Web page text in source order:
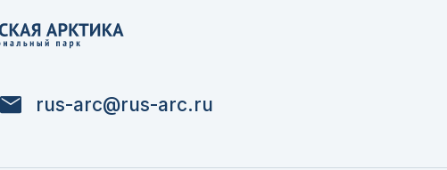
rus-arc@rus-arc.ru